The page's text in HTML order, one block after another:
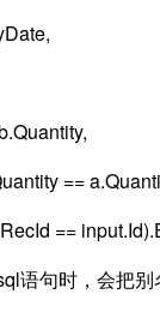
==
==
语句时，会把